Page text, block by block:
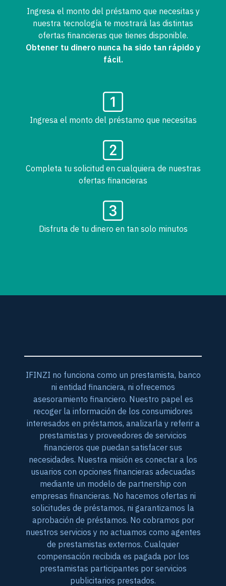
Ingresa el monto del préstamo que necesitas y
nuestra tecnología te mostrará las distintas
ofertas financieras que tienes disponible.
Obtener tu dinero nunca ha sido tan rápido y
fácil.
Ingresa el monto del préstamo que necesitas
Completa tu solicitud en cualquiera de nuestras
ofertas financieras
Disfruta de tu dinero en tan solo minutos
IFINZI no funciona como un prestamista, banco
ni entidad financiera, ni ofrecemos
asesoramiento financiero. Nuestro papel es
recoger la información de los consumidores
interesados en préstamos, analizarla y referir a
prestamistas y proveedores de servicios
financieros que puedan satisfacer sus
necesidades. Nuestra misión es conectar a los
usuarios con opciones financieras adecuadas
mediante un modelo de partnership con
empresas financieras. No hacemos ofertas ni
solicitudes de préstamos, ni garantizamos la
aprobación de préstamos. No cobramos por
nuestros servicios y no actuamos como agentes
de prestamistas externos. Cualquier
compensación recibida es pagada por los
prestamistas participantes por servicios
publicitarios prestados.